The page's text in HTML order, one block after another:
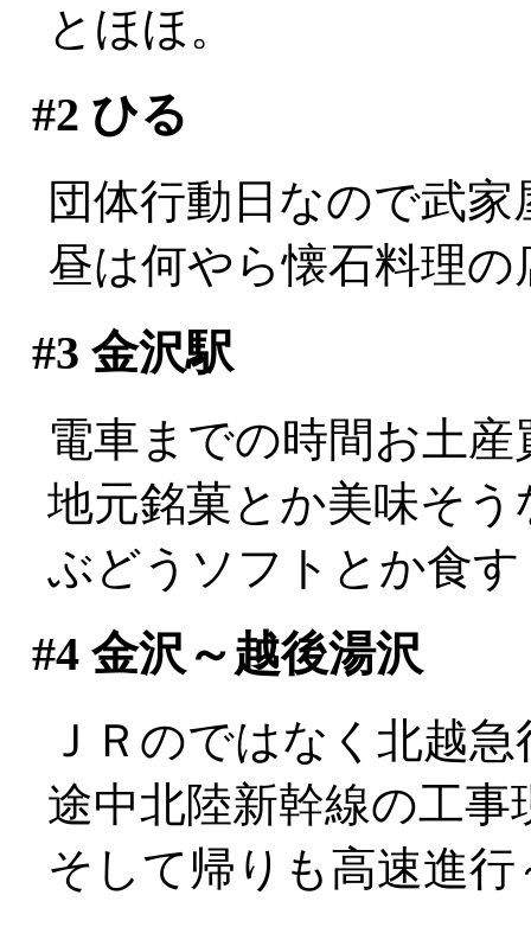
とほほ。
#2 ひる
団体行動日なので武
昼は何やら懐石料理
#3 金沢駅
電車までの時間お土
地元銘菓とか美味そう
ぶどうソフトとか食す
#4金沢～越後湯沢
ＪＲのではなく北越
途中北陸新幹線の工
そして帰りも高速進行